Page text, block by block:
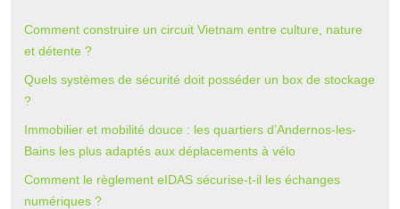
Comment construire un circuit Vietnam entre culture, nature
et détente ?
Quels systèmes de sécurité doit posséder un box de stockage
?
Immobilier et mobilité douce : les quartiers d’Andernos-les-
Bains les plus adaptés aux déplacements à vélo
Comment le règlement eIDAS sécurise-t-il les échanges
numériques ?